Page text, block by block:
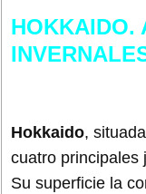
HOKKAIDO.
Hokkaido,
cuatro principales
Su superficie la